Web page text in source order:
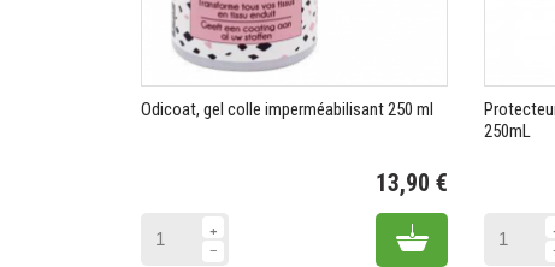
Odicoat, gel colle imperméabilisant 250 ml
13,90 €
Add to cart
250mL